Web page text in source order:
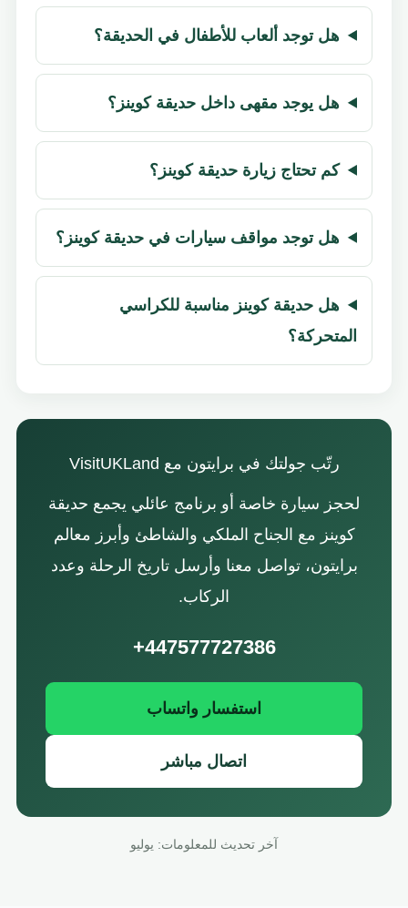
هل توجد ألعاب للأطفال في الحديقة؟
هل يوجد مقهى داخل حديقة كوينز؟
كم تحتاج زيارة حديقة كوينز؟
هل توجد مواقف سيارات في حديقة كوينز؟
هل حديقة كوينز مناسبة للكراسي
المتحركة؟
رتّب جولتك في برايتون مع VisitUKLand
لحجز سيارة خاصة أو برنامج عائلي يجمع حديقة
كوينز مع الجناح الملكي والشاطئ وأبرز معالم
برايتون، تواصل معنا وأرسل تاريخ الرحلة وعدد
الركاب.
+447577727386
استفسار واتساب
اتصال مباشر
آخر تحديث للمعلومات: يوليو